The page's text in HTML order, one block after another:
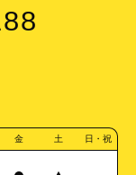
金 土 日・祝